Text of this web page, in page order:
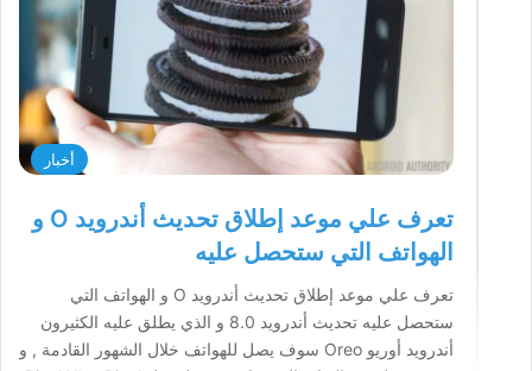
أخبار
تعرف علي موعد إطلاق تحديث أندرويد O و
الهواتف التي ستحصل عليه
تعرف علي موعد إطلاق تحديث أندرويد O و الهواتف التي
ستحصل عليه تحديث أندرويد 8.0 و الذي يطلق عليه الكثيرون
أندرويد أوريو Oreo سوف يصل للهواتف خلال الشهور القادمة , و